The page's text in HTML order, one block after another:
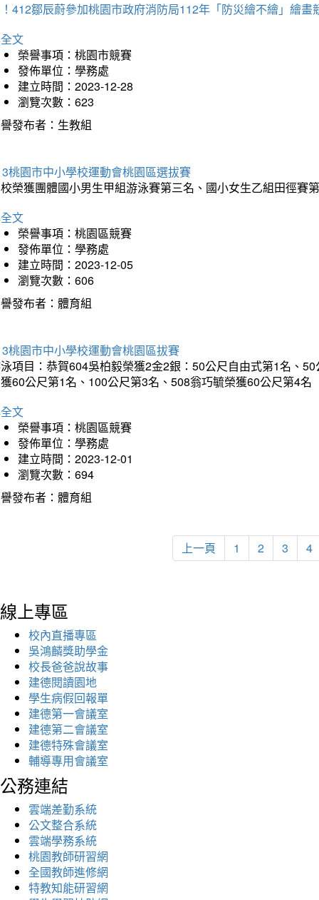
412鄒辰蔚參加桃園市政府消防局112年「防災繪不繪」繪畫
文
榮譽事項：桃園市競賽
發佈單位：學務處
建立時間：2023-12-28
瀏覽次數：623
發布者：生教組
桃園市中小學校運動會桃園區選拔賽
榮獲團體國小男生甲組游泳賽第三名、國小女生乙組田徑賽
文
榮譽事項：桃園區競賽
發佈單位：學務處
建立時間：2023-12-05
瀏覽次數：606
發布者：體育組
桃園市中小學校運動會桃園區拔賽
項目：恭賀604吳柏毅榮獲2金2銀：50公尺自由式第1名、
60公尺第1名、100公尺第3名、508翁巧毓榮獲60公尺第4名
文
榮譽事項：桃園區競賽
發佈單位：學務處
建立時間：2023-12-01
瀏覽次數：694
發布者：體育組
上一頁 1 2 3 4
線上專區
校內直播專區
吳鴻麟獎助學金
校長爸爸說故事
建德閱讀園地
學生病假回報單
建德第一會議室
建德第二會議室
建德特殊會議室
輔導專用會議室
公務連結
雲端差勤系統
公文整合系統
雲端學務系統
桃園教師研習網
全國教師進修網
特教知能研習網